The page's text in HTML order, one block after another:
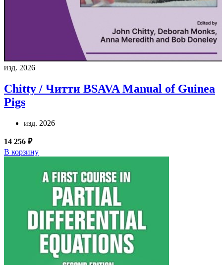
изд. 2026
Chitty / Читти BSAVA Manual of Guinea
Pigs
изд. 2026
14 256 ₽
В корзину